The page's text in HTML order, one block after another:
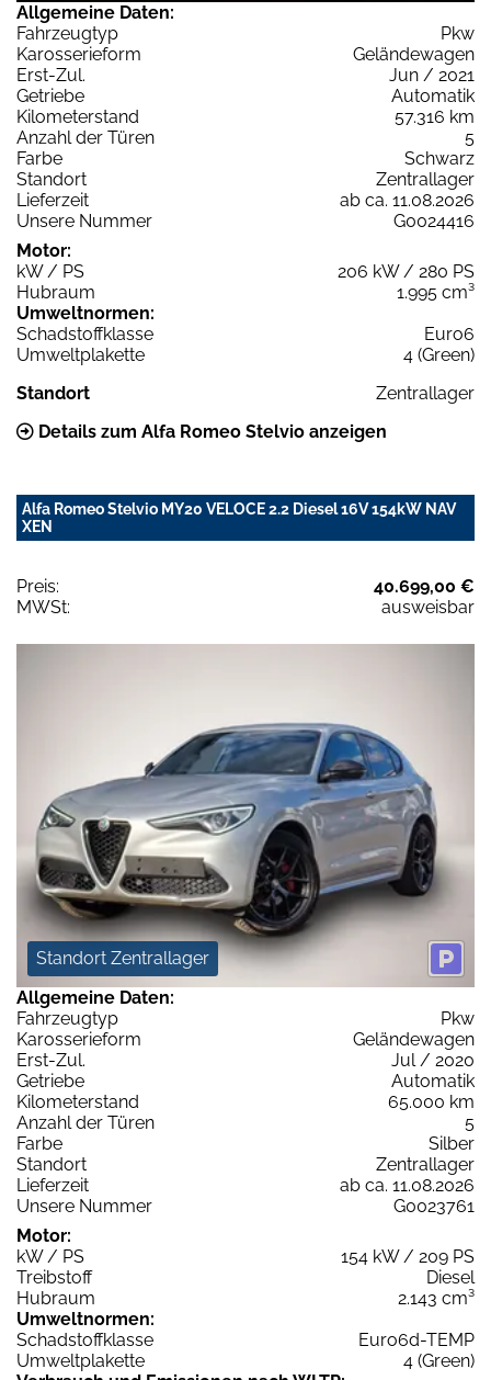
Allgemeine Daten:
Fahrzeugtyp
Pkw
Karosserieform
Geländewagen
Erst-Zul.
Jun / 2021
Getriebe
Automatik
Kilometerstand
57.316 km
Anzahl der Türen
5
Farbe
Schwarz
Standort
Zentrallager
Lieferzeit
ab ca. 11.08.2026
Unsere Nummer
G0024416
Motor:
kW / PS
206 kW / 280 PS
Hubraum
1.995 cm³
Umweltnormen:
Schadstoffklasse
Euro6
Umweltplakette
4 (Green)
Standort
Zentrallager
Details zum Alfa Romeo Stelvio anzeigen
Alfa Romeo Stelvio MY20 VELOCE 2.2 Diesel 16V 154kW NAV
XEN
Preis:
40.699,00 €
MWSt:
ausweisbar
Standort Zentrallager
Allgemeine Daten:
Fahrzeugtyp
Pkw
Karosserieform
Geländewagen
Erst-Zul.
Jul / 2020
Getriebe
Automatik
Kilometerstand
65.000 km
Anzahl der Türen
5
Farbe
Silber
Standort
Zentrallager
Lieferzeit
ab ca. 11.08.2026
Unsere Nummer
G0023761
Motor:
kW / PS
154 kW / 209 PS
Treibstoff
Diesel
Hubraum
2.143 cm³
Umweltnormen:
Schadstoffklasse
Euro6d-TEMP
Umweltplakette
4 (Green)